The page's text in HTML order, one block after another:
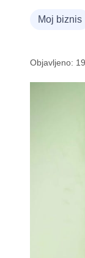
Moj biznis
Objavljeno: